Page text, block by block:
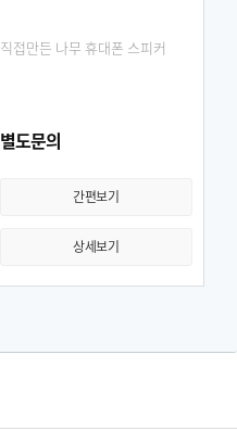
직접만든 나무 휴대폰 스피커
별도문의
간편보기
상세보기